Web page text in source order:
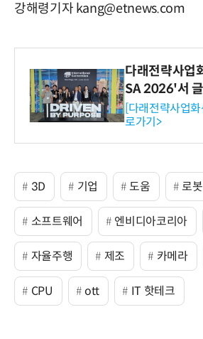
강해령기자 kang@etnews.com
다래전략사업
SA 2026'서
와의 비즈니
-바이오 해외
보
[다래전략사업
로가기>
3D 기업 도움 로봇
소프트웨어 엔비디아코리아
자율주행 제조 카메라
CPU ott IT 핫테크